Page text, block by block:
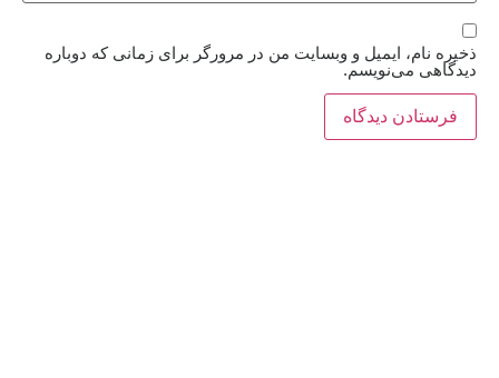
ذخیره نام، ایمیل و وبسایت من در مرورگر برای زمانی که دوباره
دیدگاهی می‌نویسم.